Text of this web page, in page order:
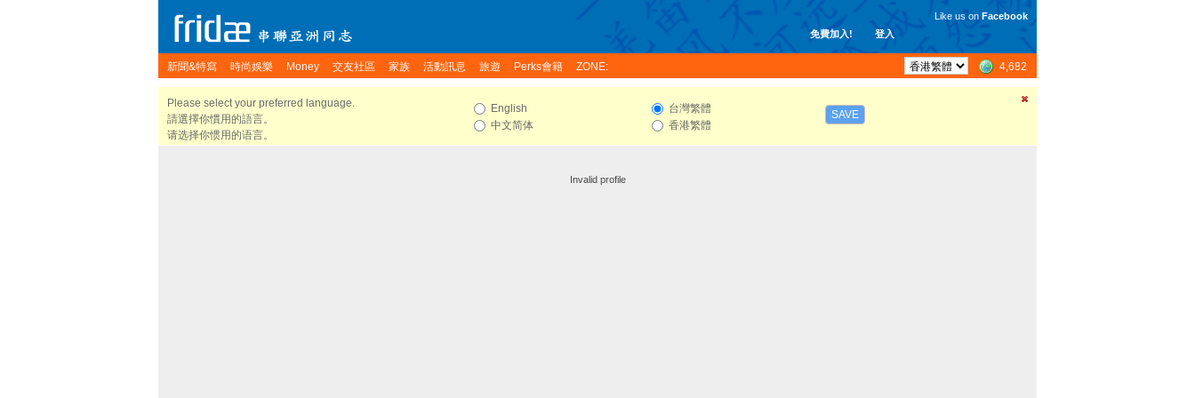
免費加入! 登入
Like us on Facebook
新聞&特寫 時尚娛樂 Money 交友社區 家族 活動訊息 旅遊 Perks會籍 ZONE: 4,682
Please select your preferred language.
請選擇你慣用的語言。
请选择你惯用的语言。
English
中文简体
台灣繁體
香港繁體
SAVE
Invalid profile